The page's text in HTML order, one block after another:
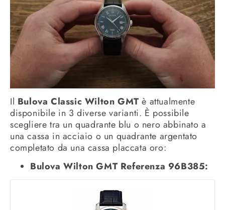
Il Bulova Classic Wilton GMT è attualmente
disponibile in 3 diverse varianti. È possibile
scegliere tra un quadrante blu o nero abbinato a
una cassa in acciaio o un quadrante argentato
completato da una cassa placcata oro:
Bulova Wilton GMT Referenza 96B385: